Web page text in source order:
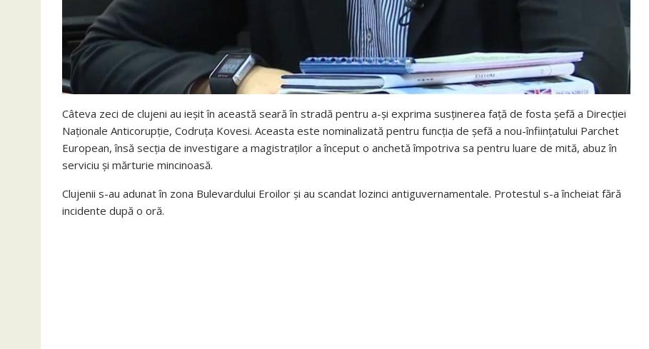
Câteva zeci de clujeni au ieşit în această seară în stradă pentru a-şi exprima susţinerea faţă de fosta şefă a Direcţiei
Naţionale Anticorupţie, Codruţa Kovesi. Aceasta este nominalizată pentru funcţia de şefă a nou-înfiinţatului Parchet
European, însă secţia de investigare a magistraţilor a început o anchetă împotriva sa pentru luare de mită, abuz în
serviciu şi mărturie mincinoasă.
Clujenii s-au adunat în zona Bulevardului Eroilor şi au scandat lozinci antiguvernamentale. Protestul s-a încheiat fără
incidente după o oră.